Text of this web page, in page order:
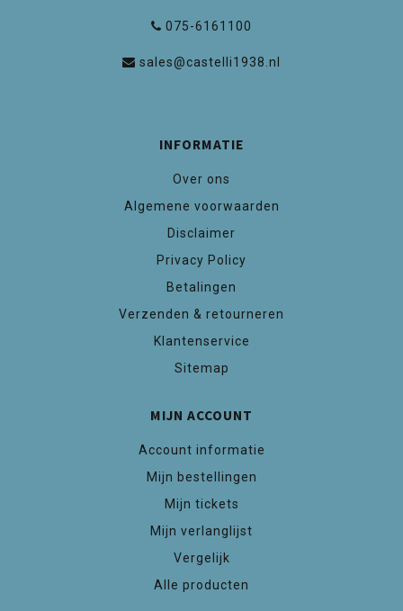
075-6161100
sales@castelli1938.nl
INFORMATIE
Over ons
Algemene voorwaarden
Disclaimer
Privacy Policy
Betalingen
Verzenden & retourneren
Klantenservice
Sitemap
MIJN ACCOUNT
Account informatie
Mijn bestellingen
Mijn tickets
Mijn verlanglijst
Vergelijk
Alle producten